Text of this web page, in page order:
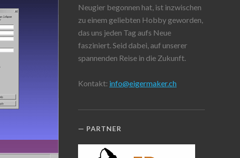
Neugier begonnen hat, ist inzwischen
zu einem geliebten Hobby geworden,
das uns jeden Tag aufs Neue
fasziniert. Seid dabei, auf unserer
spannenden Reise in die Zukunft.
Kontakt: info@eigermaker.ch
PARTNER